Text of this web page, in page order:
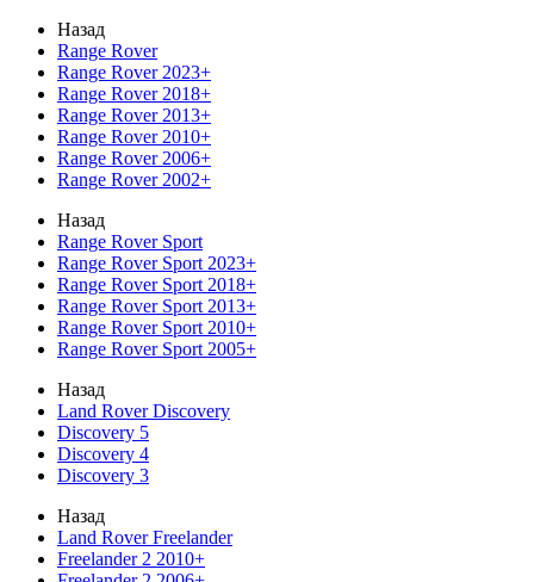
Назад
Range Rover
Range Rover 2023+
Range Rover 2018+
Range Rover 2013+
Range Rover 2010+
Range Rover 2006+
Range Rover 2002+
Назад
Range Rover Sport
Range Rover Sport 2023+
Range Rover Sport 2018+
Range Rover Sport 2013+
Range Rover Sport 2010+
Range Rover Sport 2005+
Назад
Land Rover Discovery
Discovery 5
Discovery 4
Discovery 3
Назад
Land Rover Freelander
Freelander 2 2010+